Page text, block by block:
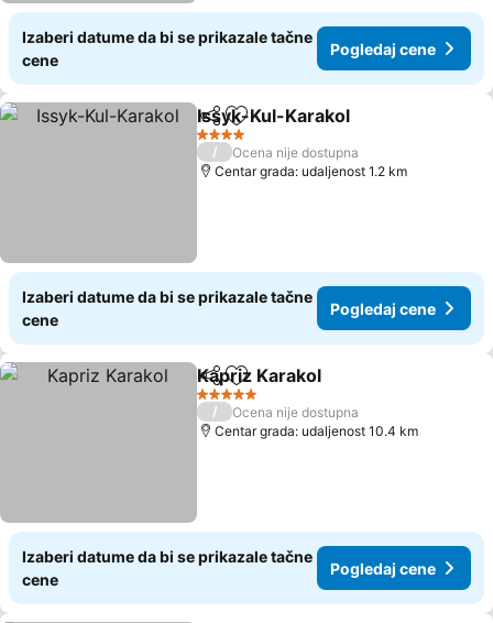
Izaberi datume da bi se prikazale tačne
cene
Pogledaj cene
Deli Dodati u favorite
Issyk-Kul-Karakol
4 Zvezdice
/
Ocena nije dostupna
Centar grada: udaljenost 1.2 km
Izaberi datume da bi se prikazale tačne
cene
Pogledaj cene
Deli Dodati u favorite
Kapriz Karakol
5 Zvezdice
/
Ocena nije dostupna
Centar grada: udaljenost 10.4 km
Izaberi datume da bi se prikazale tačne
cene
Pogledaj cene